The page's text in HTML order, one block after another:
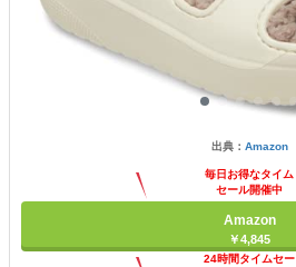
出典： Amazon
毎日お得なタイム
セール開催中
Amazon
￥4,845
24時間タイムセー